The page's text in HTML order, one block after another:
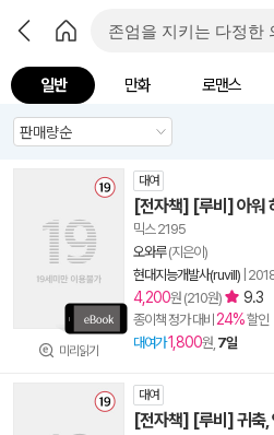
일반 만화 로맨스
미리읽기
대여
[전자책] [루비] 아워
믹스 2195
오와루(지은이)
현대지능개발사(ruvill)
4,200원 (210원) 9.3
종이책 정가 대비 24%할인
대여가1,800원, 7일
대여
[전자책] [루비] 귀축,